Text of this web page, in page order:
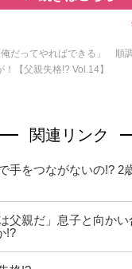
俺だってやればできる」 順
【父親失格!? Vol.14】
関連リンク
手をつながないの!? 2
父親だ」息子と向か
!?